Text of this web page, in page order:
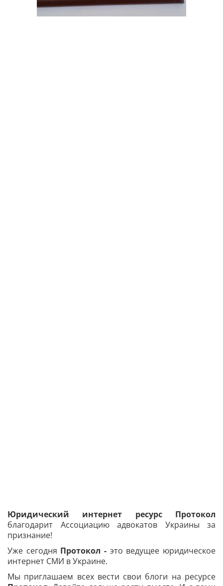
Юридический интернет ресурс Протокол
благодарит Ассоциацию адвокатов Украины за
признание!
Уже сегодня Протокол - это ведущее юридическое
интернет СМИ в Украине.
Мы приглашаем всех вести свои блоги на ресурсе